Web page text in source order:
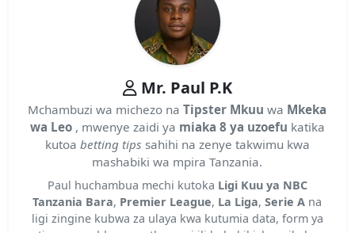
Mr. Paul P.K
Mchambuzi wa michezo naTipster Mkuu wa Mkeka
wa Leo , mwenye zaidi ya miaka 8 ya uzoefu katika
kutoa betting tips sahihi na zenye takwimu kwa
mashabiki wa mpira Tanzania.
Paul huchambua mechi kutoka Ligi Kuu ya NBC
Tanzania Bara, Premier League, La Liga,Serie A na
ligi zingine kubwa za ulaya kwa kutumia data, form ya